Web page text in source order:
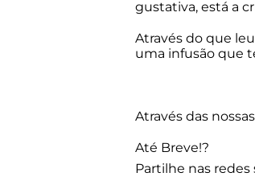
gustativa, está a
Através do que
uma infusão que
Através das nossas
Até Breve!?
Partilhe nas redes